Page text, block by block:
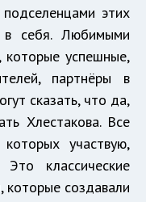
этих
себя. Любимыми
успешные,
партнёры в
сказать, что да,
Хлестакова. Все
участвую,
классические
которые создавали